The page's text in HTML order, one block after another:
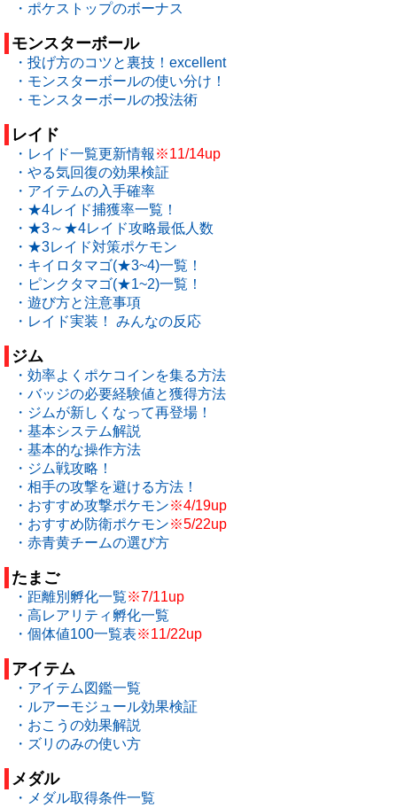
・ポケストップのボーナス
モンスターボール
・投げ方のコツと裏技！excellent
・モンスターボールの使い分け！
・モンスターボールの投法術
レイド
・レイド一覧更新情報 ※11/14up
・やる気回復の効果検証
・アイテムの入手確率
・★4レイド捕獲率一覧！
・★3～★4レイド攻略最低人数
・★3レイド対策ポケモン
・キイロタマゴ(★3~4)一覧！
・ピンクタマゴ(★1~2)一覧！
・遊び方と注意事項
・レイド実装！ みんなの反応
ジム
・効率よくポケコインを集る方法
・バッジの必要経験値と獲得方法
・ジムが新しくなって再登場！
・基本システム解説
・基本的な操作方法
・ジム戦攻略！
・相手の攻撃を避ける方法！
・おすすめ攻撃ポケモン※4/19up
・おすすめ防衛ポケモン※5/22up
・赤青黄チームの選び方
たまご
・距離別孵化一覧※7/11up
・高レアリティ孵化一覧
・個体値100一覧表※11/22up
アイテム
・アイテム図鑑一覧
・ルアーモジュール効果検証
・おこうの効果解説
・ズリのみの使い方
メダル
・メダル取得条件一覧